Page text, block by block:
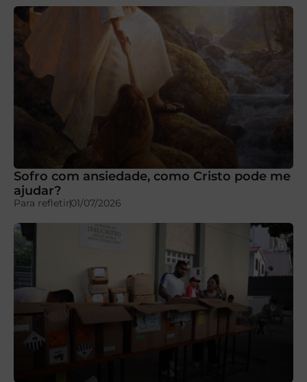
Sofro com ansiedade, como Cristo pode me
ajudar?
Para refletir01/07/2026